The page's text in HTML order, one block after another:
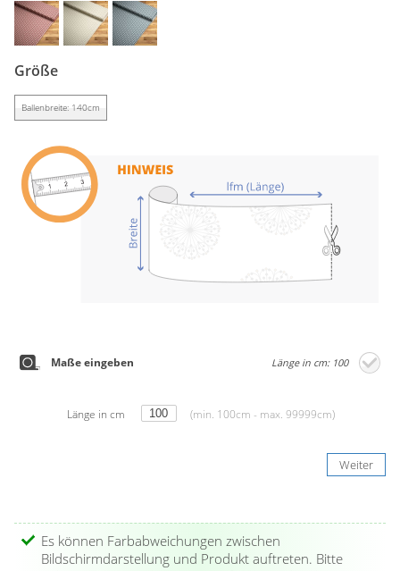
Gardinenstange
Stoffe
Panneaux
Größe
Ballenbreite: 140cm
Maße eingeben Länge in cm: 100
Länge in cm (min. 100cm - max. 99999cm)
Weiter
Es können Farbabweichungen zwischen
Bildschirmdarstellung und Produkt auftreten. Bitte